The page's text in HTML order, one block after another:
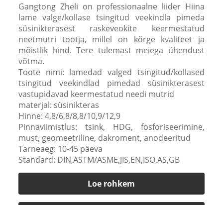
Gangtong Zheli on professionaalne liider Hiina
lame valge/kollase tsingitud veekindla pimeda
süsinikterasest raskeveokite keermestatud
neetmutri tootja, millel on kõrge kvaliteet ja
mõistlik hind. Tere tulemast meiega ühendust
võtma.
Toote nimi: lamedad valged tsingitud/kollased
tsingitud veekindlad pimedad süsinikterasest
vastupidavad keermestatud needi mutrid
materjal: süsinikteras
Hinne: 4,8/6,8/8,8/10,9/12,9
Pinnaviimistlus: tsink, HDG, fosforiseerimine,
must, geomeetriline, dakroment, anodeeritud
Tarneaeg: 10-45 päeva
Standard: DIN,ASTM/ASME,JIS,EN,ISO,AS,GB
Loe rohkem